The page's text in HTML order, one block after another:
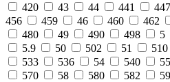
420
43 44 441 447
456
459 46 460 462
480
49 490 498 5
5.9
50 502 51 510
533
536 54 540 55
570
58 580 582 59